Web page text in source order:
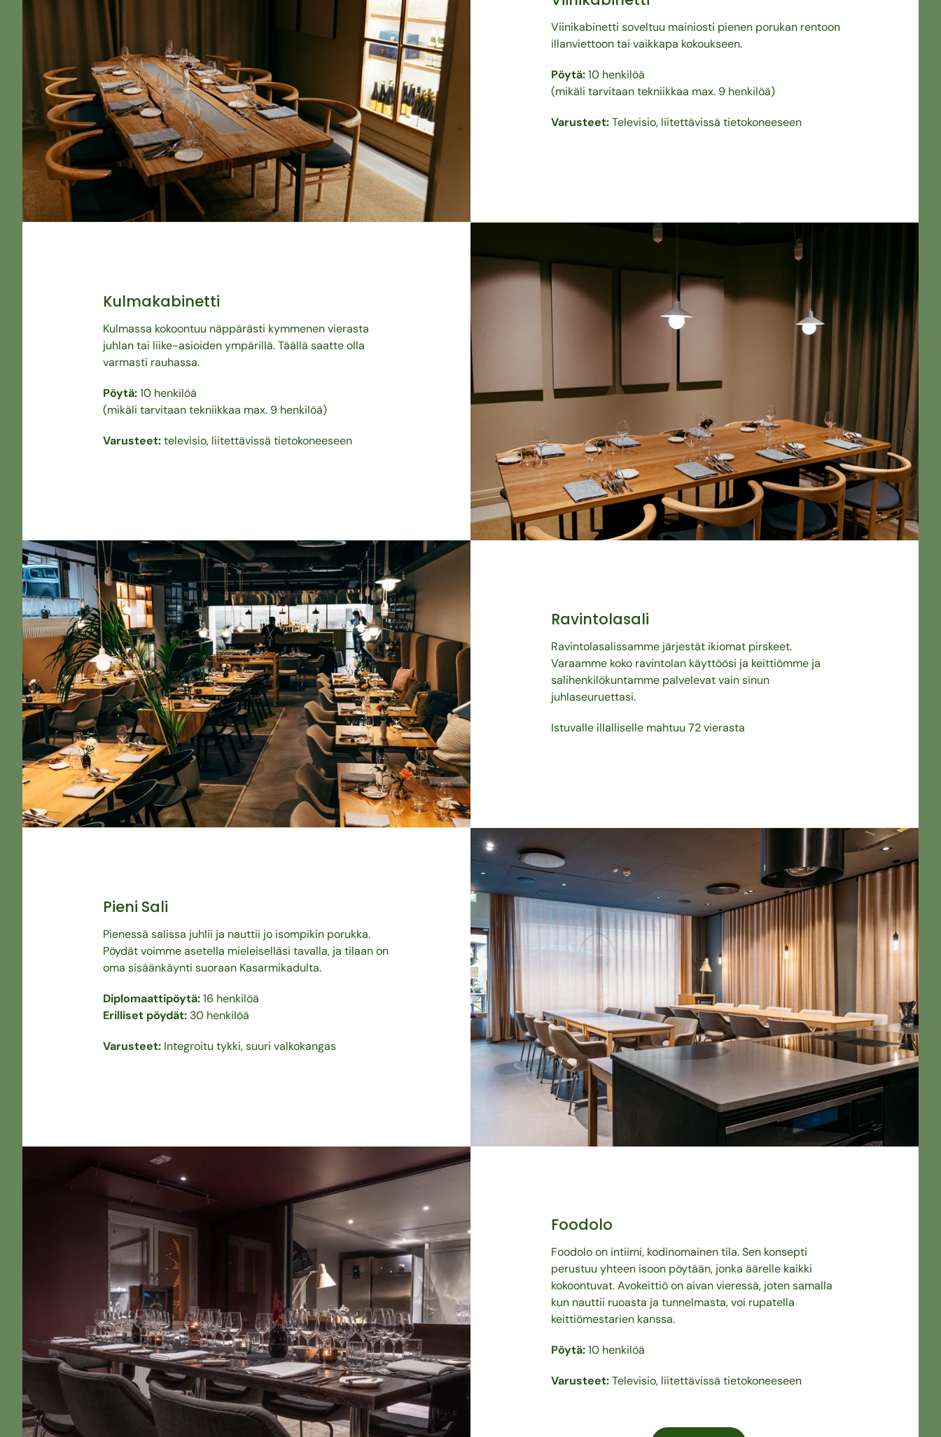
Viinikabinetti soveltuu mainiosti pienen porukan rentoon
illanviettoon tai vaikkapa kokoukseen.
Pöytä:10 henkilöä
(mikäli tarvitaan tekniikkaa max. 9 henkilöä)
Varusteet:Televisio, liitettävissä tietokoneeseen
Kulmakabinetti
Kulmassa kokoontuu näppärästi kymmenen vierasta
juhlan tai liike-asioiden ympärillä. Täällä saatte olla
varmasti rauhassa.
Pöytä:10 henkilöä
(mikäli tarvitaan tekniikkaa max. 9 henkilöä)
Varusteet:televisio, liitettävissä tietokoneeseen
Ravintolasali
Ravintolasalissamme järjestät ikiomat pirskeet.
Varaamme koko ravintolan käyttöösi ja keittiömme ja
salihenkilökuntamme palvelevat vain sinun
juhlaseuruettasi.
Istuvalle illalliselle mahtuu 72 vierasta
Pieni Sali
Pienessä salissa juhlii ja nauttii jo isompikin porukka.
Pöydät voimme asetella mieleiselläsi tavalla, ja tilaan on
oma sisäänkäynti suoraan Kasarmikadulta.
Diplomaattipöytä:16 henkilöä
Erilliset pöydät: 30 henkilöä
Varusteet: Integroitu tykki, suuri valkokangas
Foodolo
Foodolo on intiimi, kodinomainen tila. Sen konsepti
perustuu yhteen isoon pöytään, jonka äärelle kaikki
kokoontuvat. Avokeittiö on aivan vieressä, joten samalla
kun nauttii ruoasta ja tunnelmasta, voi rupatella
keittiömestarien kanssa.
Pöytä:10 henkilöä
Varusteet:Televisio, liitettävissä tietokoneeseen